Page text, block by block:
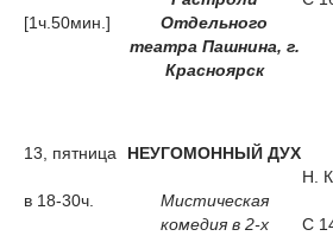
[1ч.50мин.]
Отдельного
театра Пашнина, г.
Красноярск
13, пятница
в 18-30ч.
НЕУГОМОННЫЙ ДУХ
Мистическая
комедия в 2-х
Н.
С